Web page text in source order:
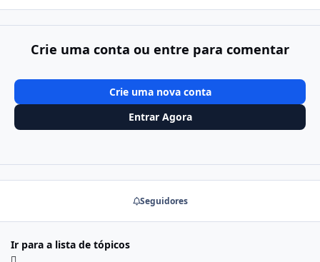
Crie uma conta ou entre para comentar
Crie uma nova conta
Entrar Agora
Seguidores
Ir para a lista de tópicos